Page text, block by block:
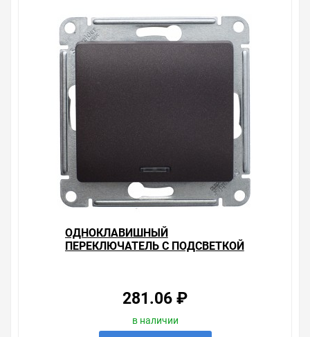
ОДНОКЛАВИШНЫЙ
ПЕРЕКЛЮЧАТЕЛЬ С ПОДСВЕТКОЙ
281.06 ₽
в наличии